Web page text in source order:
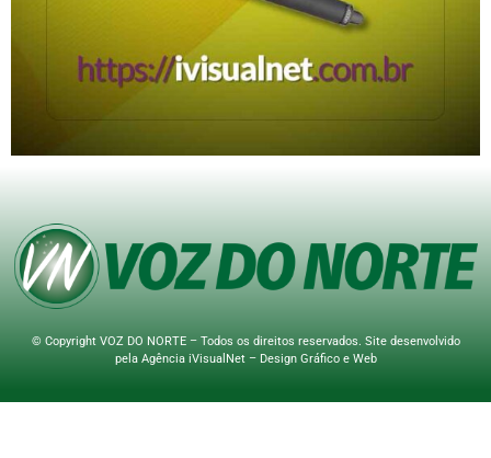
© Copyright VOZ DO NORTE – Todos os direitos reservados. Site desenvolvido
pela Agência iVisualNet – Design Gráfico e Web